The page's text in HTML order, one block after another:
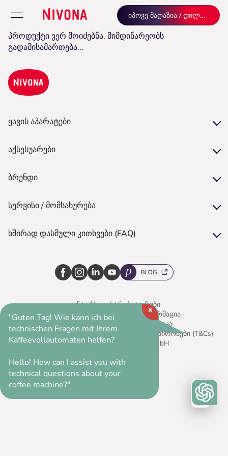
იპოვე მაღაზია / დილერი
პროდუქტი ვერ მოიძებნა. მიმდინარეობს
გადამისამართება...
ყავის აპარატები
ჩვენი სერიები
აქსესუარები
აქსესუარები
NIVONA-ს ყავის მარცვლები
ბრენდი
ფილოსოფია
NIVONA-ს ისტორია
მდგრადობა
ვაკანსიები
სერვისი / მომსახურება
სერვისის დაპირება
შეფუთვა
მოდელისთვის
ხშირად დასმული კითხვები (FAQ)
პრობლემების აღმოფხვრა (Troubleshooting)
კონტაქტიდისტრიბუტორები
იურიდიული შეტყობინება / ინფორმაცია
კონფიდენციალურობის პოლიტიკა
Cookie-ფაილების პარამეტრები
ვადები და პირობები (T&Cs)
©2026 - NIVONA Apparate GmbH
"Guten Tag! Wie kann ich bei
technischen Fragen mit Ihrem
Kaffeevollautomaten helfen?
Hello! How can I assist you with
technical questions about your
coffee machine?"
x